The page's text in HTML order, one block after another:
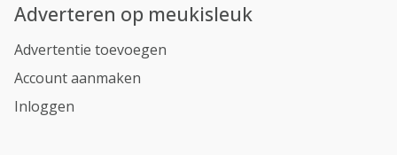
Adverteren op meukisleuk
Advertentie toevoegen
Account aanmaken
Inloggen